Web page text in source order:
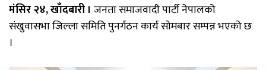
मंसिर २४, खाँदबारी । जनतासमाजवादीपार्टीनेपालको
संखुवासभाजिल्लासमितिपुनर्गठनकार्यसोमबारसम्पन्नभएकोछ
।